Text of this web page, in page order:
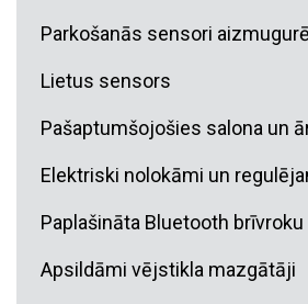
Parkošanās sensori
Lietus sensors
Pašaptumšojošies salona un
Elektriski nolokāmi un
Paplašināta Bluetooth
Apsildāmi vējstikla mazgātāji